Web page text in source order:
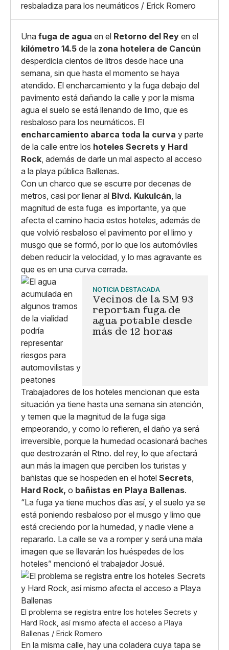
resbaladiza para los neumáticos / Erick Romero
Una fuga de agua en el Retorno del Rey en el
kilómetro 14.5 de la zona hotelera de Cancún
desperdicia cientos de litros desde hace una
semana, sin que hasta el momento se haya
atendido. El encharcamiento y la fuga debajo del
pavimento está dañando la calle y por la misma
agua el suelo se está llenando de limo, que es
resbaloso para los neumáticos. El
encharcamiento abarca toda la curva y parte
de la calle entre los hoteles Secrets y Hard
Rock, además de darle un mal aspecto al acceso
a la playa pública Ballenas.
Con un charco que se escurre por decenas de
metros, casi por llenar al Blvd. Kukulcán, la
magnitud de esta fuga es importante, ya que
afecta el camino hacia estos hoteles, además de
que volvió resbaloso el pavimento por el limo y
musgo que se formó, por lo que los automóviles
deben reducir la velocidad, y lo mas agravante es
que es en una curva cerrada.
NOTICIA DESTACADA
Vecinos de la SM 93
reportan fuga de
agua potable desde
más de 12 horas
Trabajadores de los hoteles mencionan que esta
situación ya tiene hasta una semana sin atención,
y temen que la magnitud de la fuga siga
empeorando, y como lo refieren, el daño ya será
irreversible, porque la humedad ocasionará baches
que destrozarán el Rtno. del rey, lo que afectará
aun más la imagen que perciben los turistas y
bañistas que se hospeden en el hotel Secrets,
Hard Rock, o bañistas en Playa Ballenas.
“La fuga ya tiene muchos días así, y el suelo ya se
está poniendo resbaloso por el musgo y limo que
está creciendo por la humedad, y nadie viene a
repararlo. La calle se va a romper y será una mala
imagen que se llevarán los huéspedes de los
hoteles” mencionó el trabajador Josué.
El problema se registra entre los hoteles Secrets y
Hard Rock, así mismo afecta el acceso a Playa
Ballenas / Erick Romero
En la misma calle, hay una coladera cuya tapa se